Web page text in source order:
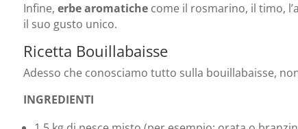
Infine, erbe aromatichecome il rosmarino, il timo,
il suo gusto unico.
Ricetta Bouillabaisse
Adesso che conosciamo tutto sulla bouillabaisse,
INGREDIENTI